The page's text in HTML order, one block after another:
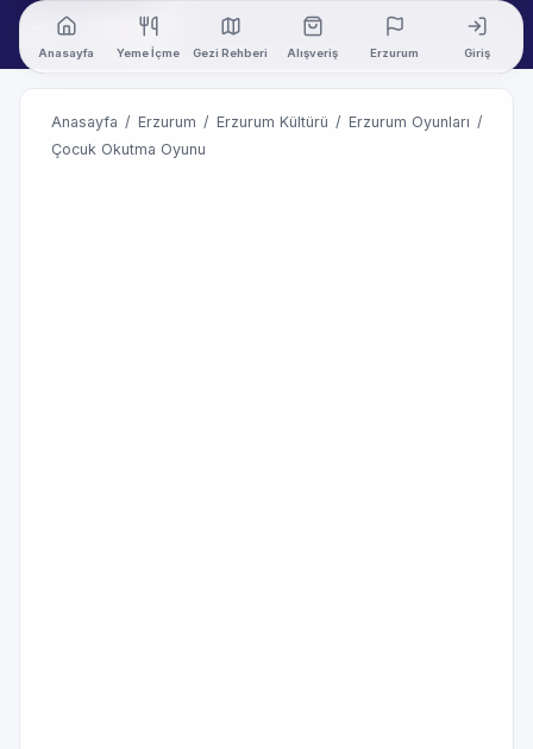
Anasayfa Yeme İçme Gezi Rehberi Alışveriş Erzurum Giriş
Anasayfa / Erzurum / Erzurum Kültürü / Erzurum Oyunları /
Çocuk Okutma Oyunu